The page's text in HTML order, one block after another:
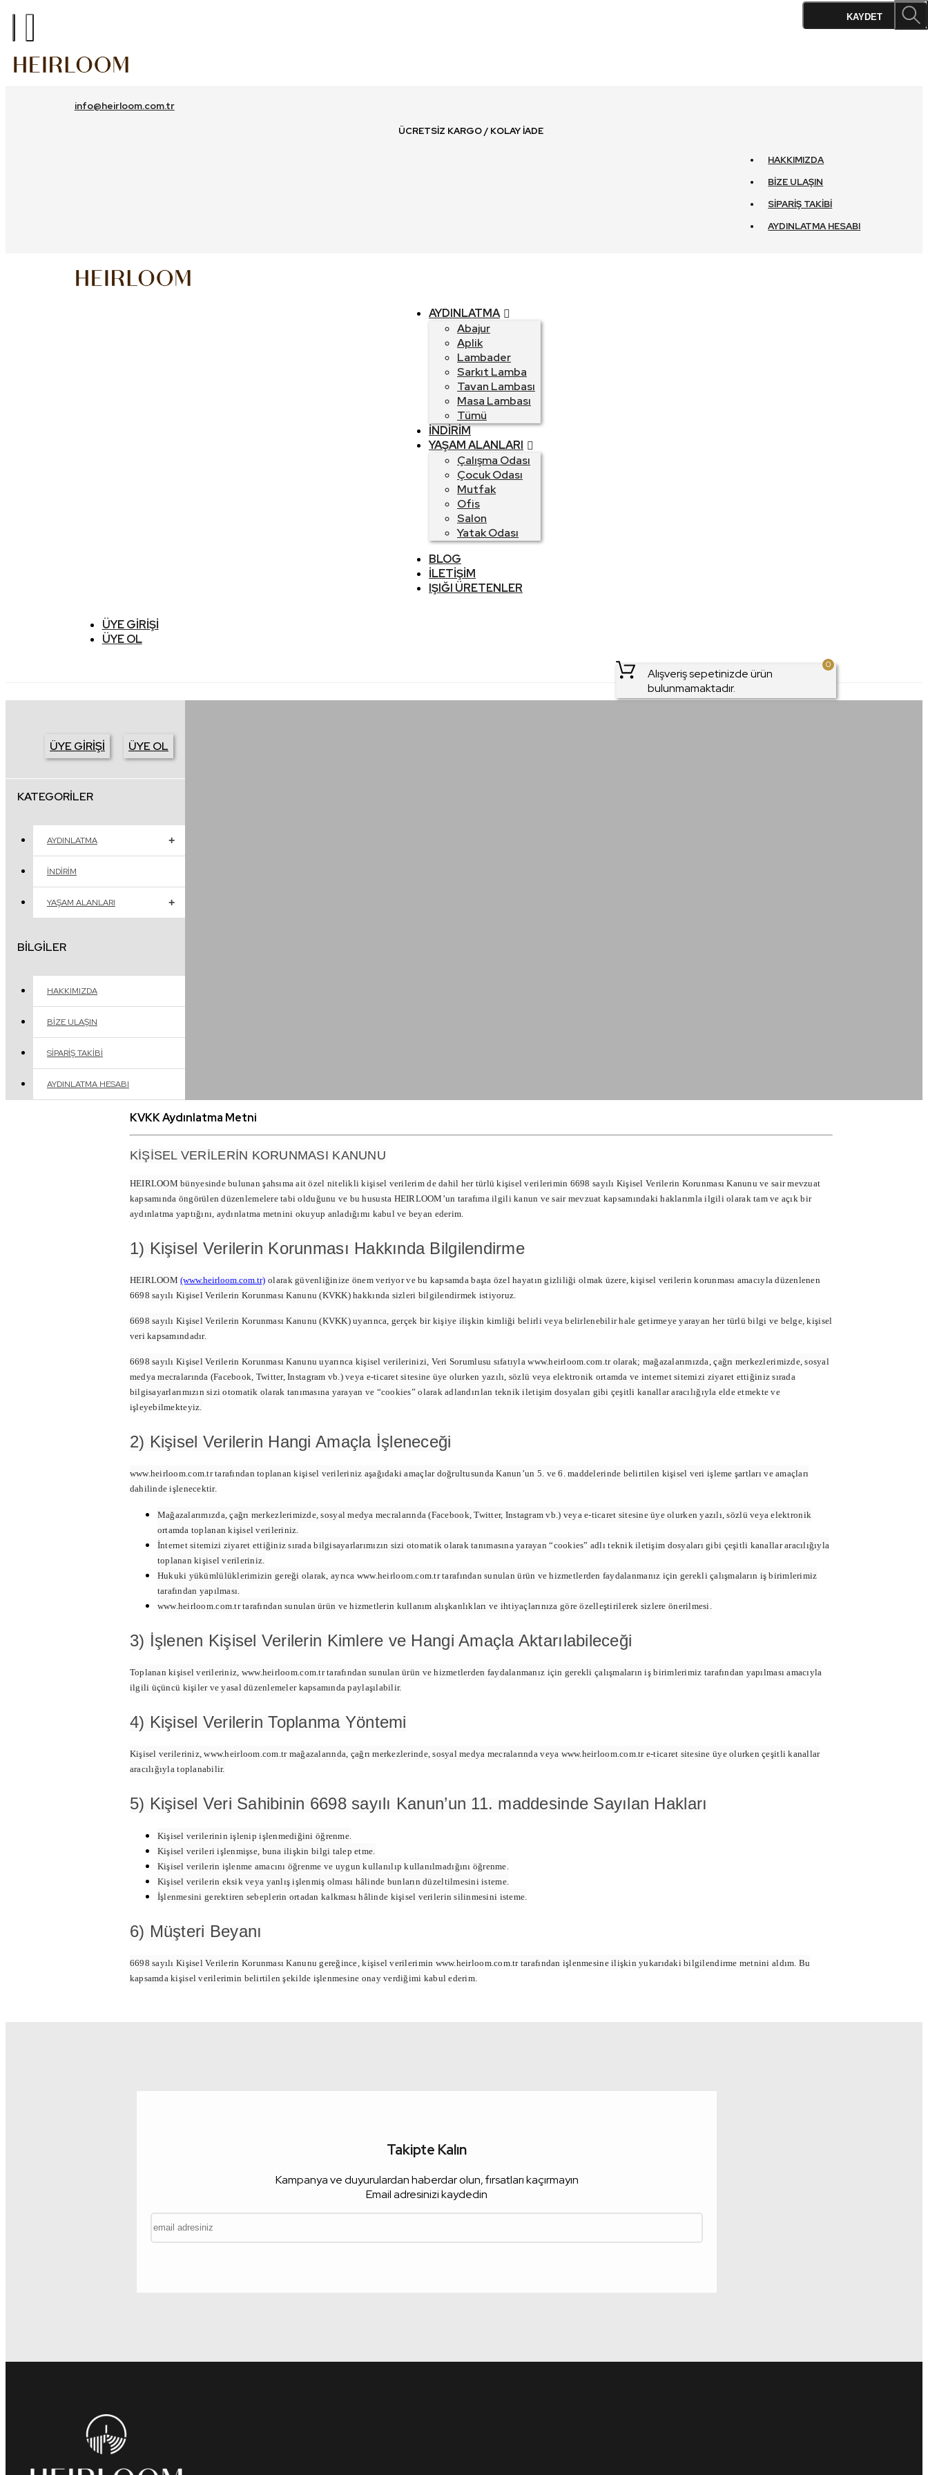
info@heirloom.com.tr
ÜCRETSIZ KARGO / KOLAY İADE
HAKKIMIZDA
BIZE ULAŞIN
SIPARIŞ TAKIBI
AYDINLATMA HESABI
AYDINLATMA
Abajur
Aplik
Lambader
Sarkıt Lamba
Tavan Lambası
Masa Lambası
Tümü
İNDIRIM
YAŞAM ALANLARI
Çalışma Odası
Çocuk Odası
Mutfak
Ofis
Salon
Yatak Odası
BLOG
İLETIŞIM
IŞIĞI ÜRETENLER
ÜYE GIRIŞI
ÜYE OL
0
Alışveriş sepetinizde ürün
bulunmamaktadır.
ÜYE GIRIŞI ÜYE OL
KATEGORILER
AYDINLATMA
İNDIRIM
YAŞAM ALANLARI
BILGILER
HAKKIMIZDA
BIZE ULAŞIN
SIPARIŞ TAKIBI
AYDINLATMA HESABI
KVKK Aydınlatma Metni
KİŞİSEL VERİLERİN KORUNMASI KANUNU
HEIRLOOM bünyesinde bulunan şahsıma ait özel nitelikli kişisel verilerim de dahil her türlü kişisel verilerimin 6698 sayılı Kişisel Verilerin Korunması Kanunu ve sair mevzuat
kapsamında öngörülen düzenlemelere tabi olduğunu ve bu hususta HEIRLOOM’un tarafıma ilgili kanun ve sair mevzuat kapsamındaki haklarımla ilgili olarak tam ve açık bir
aydınlatma yaptığını, aydınlatma metnini okuyup anladığımı kabul ve beyan ederim.
1) Kişisel Verilerin Korunması Hakkında Bilgilendirme
HEIRLOOM(www.heirloom.com.tr) olarak güvenliğinize önem veriyor ve bu kapsamda başta özel hayatın gizliliği olmak üzere, kişisel verilerin korunması amacıyla düzenlenen
6698 sayılı Kişisel Verilerin Korunması Kanunu (KVKK) hakkında sizleri bilgilendirmek istiyoruz.
6698 sayılı Kişisel Verilerin Korunması Kanunu (KVKK) uyarınca, gerçek bir kişiye ilişkin kimliği belirli veya belirlenebilir hale getirmeye yarayan her türlü bilgi ve belge, kişisel
veri kapsamındadır.
6698 sayılı Kişisel Verilerin Korunması Kanunu uyarınca kişisel verilerinizi, Veri Sorumlusu sıfatıyla www.heirloom.com.tr olarak; mağazalarımızda, çağrı merkezlerimizde, sosyal
medya mecralarında (Facebook, Twitter, Instagram vb.) veya e-ticaret sitesine üye olurken yazılı, sözlü veya elektronik ortamda ve internet sitemizi ziyaret ettiğiniz sırada
bilgisayarlarımızın sizi otomatik olarak tanımasına yarayan ve “cookies” olarak adlandırılan teknik iletişim dosyaları gibi çeşitli kanallar aracılığıyla elde etmekte ve
işleyebilmekteyiz.
2) Kişisel Verilerin Hangi Amaçla İşleneceği
www.heirloom.com.tr tarafından toplanan kişisel verileriniz aşağıdaki amaçlar doğrultusunda Kanun’un 5. ve 6. maddelerinde belirtilen kişisel veri işleme şartları ve amaçları
dahilinde işlenecektir.
Mağazalarımızda, çağrı merkezlerimizde, sosyal medya mecralarında (Facebook, Twitter, Instagram vb.) veya e-ticaret sitesine üye olurken yazılı, sözlü veya elektronik
ortamda toplanan kişisel verileriniz.
İnternet sitemizi ziyaret ettiğiniz sırada bilgisayarlarımızın sizi otomatik olarak tanımasına yarayan “cookies” adlı teknik iletişim dosyaları gibi çeşitli kanallar aracılığıyla
toplanan kişisel verileriniz.
Hukuki yükümlülüklerimizin gereği olarak, ayrıca www.heirloom.com.tr tarafından sunulan ürün ve hizmetlerden faydalanmanız için gerekli çalışmaların iş birimlerimiz
tarafından yapılması.
www.heirloom.com.tr tarafından sunulan ürün ve hizmetlerin kullanım alışkanlıkları ve ihtiyaçlarınıza göre özelleştirilerek sizlere önerilmesi.
3) İşlenen Kişisel Verilerin Kimlere ve Hangi Amaçla Aktarılabileceği
Toplanan kişisel verileriniz, www.heirloom.com.tr tarafından sunulan ürün ve hizmetlerden faydalanmanız için gerekli çalışmaların iş birimlerimiz tarafından yapılması amacıyla
ilgili üçüncü kişiler ve yasal düzenlemeler kapsamında paylaşılabilir.
4) Kişisel Verilerin Toplanma Yöntemi
Kişisel verileriniz, www.heirloom.com.tr mağazalarında, çağrı merkezlerinde, sosyal medya mecralarında veya www.heirloom.com.tr e-ticaret sitesine üye olurken çeşitli kanallar
aracılığıyla toplanabilir.
5) Kişisel Veri Sahibinin 6698 sayılı Kanun’un 11. maddesinde Sayılan Hakları
Kişisel verilerinin işlenip işlenmediğini öğrenme.
Kişisel verileri işlenmişse, buna ilişkin bilgi talep etme.
Kişisel verilerin işlenme amacını öğrenme ve uygun kullanılıp kullanılmadığını öğrenme.
Kişisel verilerin eksik veya yanlış işlenmiş olması hâlinde bunların düzeltilmesini isteme.
İşlenmesini gerektiren sebeplerin ortadan kalkması hâlinde kişisel verilerin silinmesini isteme.
6) Müşteri Beyanı
6698 sayılı Kişisel Verilerin Korunması Kanunu gereğince, kişisel verilerimin www.heirloom.com.tr tarafından işlenmesine ilişkin yukarıdaki bilgilendirme metnini aldım. Bu
kapsamda kişisel verilerimin belirtilen şekilde işlenmesine onay verdiğimi kabul ederim.
Takipte Kalın
Kampanya ve duyurulardan haberdar olun, fırsatları kaçırmayın
Email adresinizi kaydedin
KAYDET